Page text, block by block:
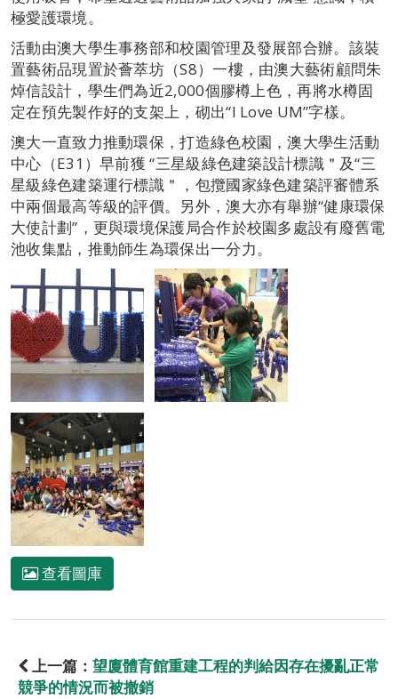
極愛護環境。
活動由澳大學生事務部和校園管理及發展部合辦。該裝
置藝術品現置於薈萃坊（S8）一樓，由澳大藝術顧問朱
焯信設計，學生們為近2,000個膠樽上色，再將水樽固
定在預先製作好的支架上，砌出“I Love UM”字樣。
澳大一直致力推動環保，打造綠色校園，澳大學生活動
中心（E31）早前獲 “三星級綠色建築設計標識＂及“三
星級綠色建築運行標識＂，包攬國家綠色建築評審體系
中兩個最高等級的評價。另外，澳大亦有舉辦“健康環保
大使計劃”，更與環境保護局合作於校園多處設有廢舊電
池收集點，推動師生為環保出一分力。
查看圖庫
上一篇： 望廈體育館重建工程的判給因存在擾亂正常
競爭的情況而被撤銷